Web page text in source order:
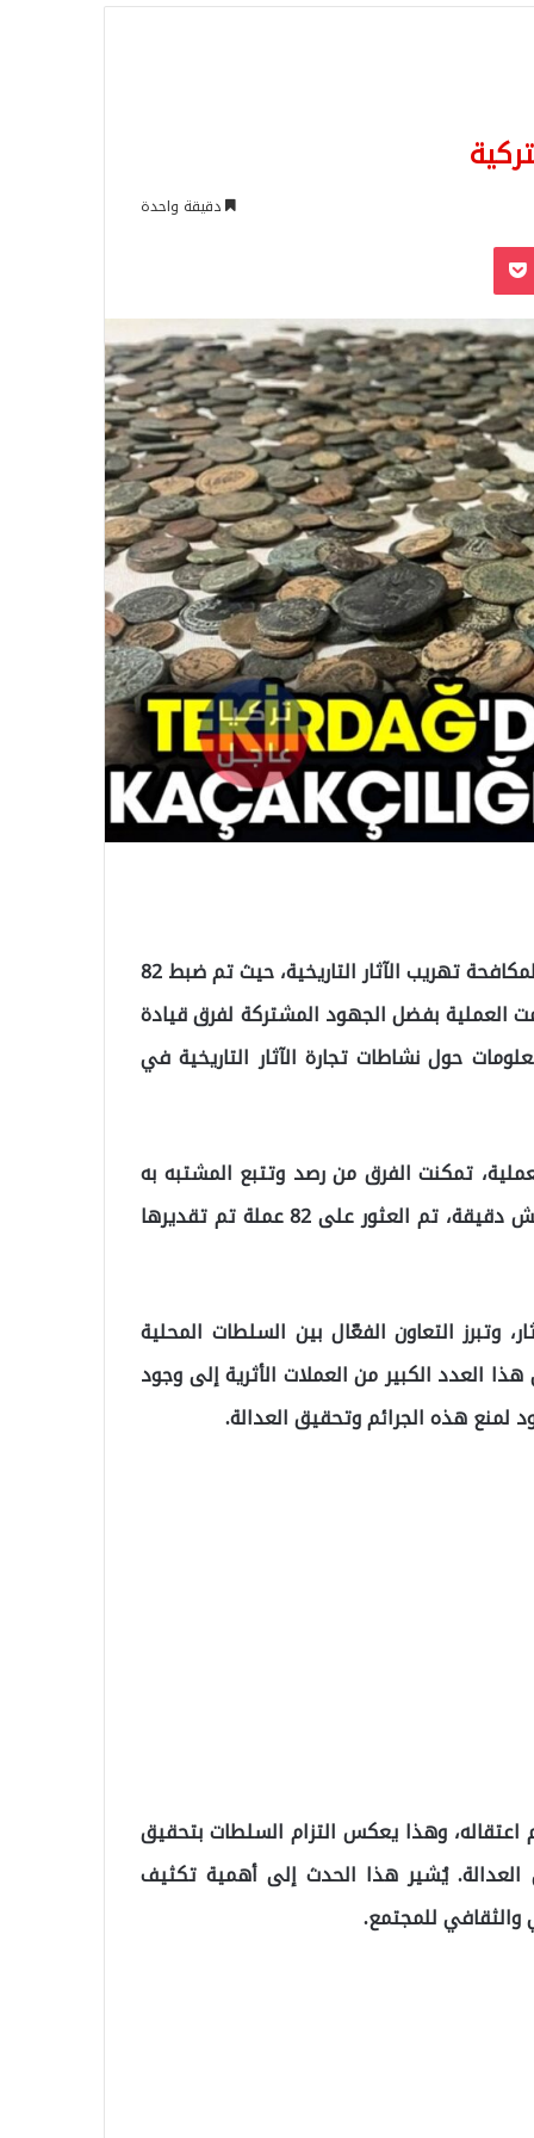
دقيقة واحدة
‫Pocket
شهدت مدينة تيكيرداغ في منطقة تشورلو عملية ناجحة لمكافحة تهريب الآثار التاريخية، حيث تم ضبط 82
بفضل الجهود المشتركة لفرق قيادة
حول نشاطات تجارة الآثار التاريخية في
تمكنت الفرق من رصد وتتبع المشتبه به
M.B، حيث تم إيقافه في حي أونيرلار. وخلال عملية تفتيش دقيقة، تم العثور على 82 عملة تم تقديرها
وتبرز التعاون الفعّال بين السلطات المحلية
العدد الكبير من العملات الأثرية إلى وجود
لمنع هذه الجرائم وتحقيق العدالة.
اعتقاله، وهذا يعكس التزام السلطات بتحقيق
العدالة. يُشير هذا الحدث إلى أهمية تكثيف
والثقافي للمجتمع.